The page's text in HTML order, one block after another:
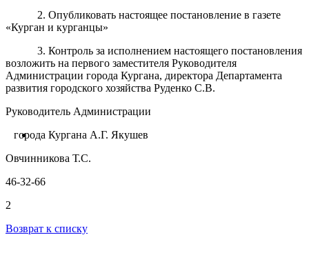
2. Опубликовать настоящее постановление в газете
«Курган и курганцы»
3. Контроль за исполнением настоящего постановления
возложить на первого заместителя Руководителя
Администрации города Кургана, директора Департамента
развития городского хозяйства Руденко С.В.
Руководитель Администрации
города Кургана А.Г. Якушев
Овчинникова Т.С.
46-32-66
2
Возврат к списку